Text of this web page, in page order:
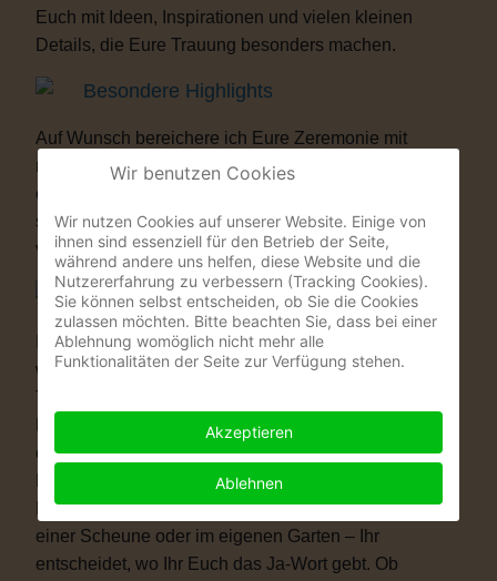
Euch mit Ideen, Inspirationen und vielen kleinen
Details, die Eure Trauung besonders machen.
Besondere Highlights
Auf Wunsch bereichere ich Eure Zeremonie mit
musikalischen oder künstlerischen Elementen. Als
ehemaliger Musicaldarsteller und Sänger entstehen
so Momente, die Eure Gäste garantiert nicht
vergessen werden.
Warum eine Freie Trauung?
Immer mehr Paare wünschen sich eine Hochzeit, die
wirklich zu ihnen passt. Vielleicht ist eine kirchliche
Euch die standesamtliche Zeremonie allein zu kurz
oder zu unpersönlich. Eine Freie Trauung schenkt
Euch genau das, was Ihr Euch wünscht: völlige
Freiheit. Ob auf einer Wiese, am See, im Schloss, in
einer Scheune oder im eigenen Garten – Ihr
entscheidet, wo Ihr Euch das Ja-Wort gebt. Ob
Wir benutzen Cookies
Wir nutzen Cookies auf unserer Website. Einige von
ihnen sind essenziell für den Betrieb der Seite,
während andere uns helfen, diese Website und die
Nutzererfahrung zu verbessern (Tracking Cookies).
Sie können selbst entscheiden, ob Sie die Cookies
zulassen möchten. Bitte beachten Sie, dass bei einer
Ablehnung womöglich nicht mehr alle
Funktionalitäten der Seite zur Verfügung stehen.
Akzeptieren
Ablehnen